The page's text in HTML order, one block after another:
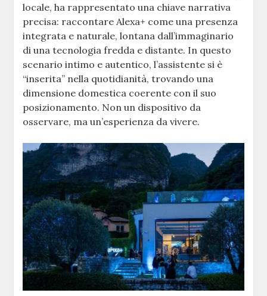
locale, ha rappresentato una chiave narrativa
precisa: raccontare Alexa+ come una presenza
integrata e naturale, lontana dall’immaginario
di una tecnologia fredda e distante. In questo
scenario intimo e autentico, l’assistente si è
“inserita” nella quotidianità, trovando una
dimensione domestica coerente con il suo
posizionamento. Non un dispositivo da
osservare, ma un’esperienza da vivere.